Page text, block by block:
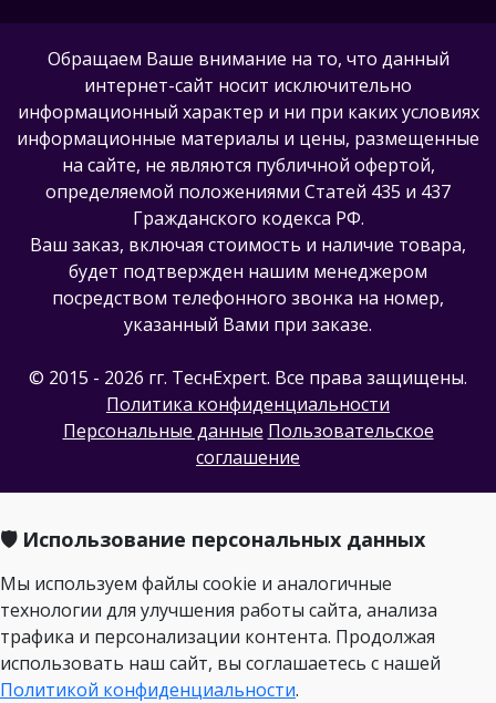
Обращаем Ваше внимание на то, что данный
интернет-сайт носит исключительно
информационный характер и ни при каких условиях
информационные материалы и цены, размещенные
на сайте, не являются публичной офертой,
определяемой положениями Статей 435 и 437
Гражданского кодекса РФ.
Ваш заказ, включая стоимость и наличие товара,
будет подтвержден нашим менеджером
посредством телефонного звонка на номер,
указанный Вами при заказе.
© 2015 - 2026 гг. ТеcнExpert. Все права защищены.
Политика конфиденциальности
Персональные данные Пользовательское
соглашение
🛡️ Использование персональных данных
Мы используем файлы cookie и аналогичные
технологии для улучшения работы сайта, анализа
трафика и персонализации контента. Продолжая
использовать наш сайт, вы соглашаетесь с нашей
Политикой конфиденциальности.